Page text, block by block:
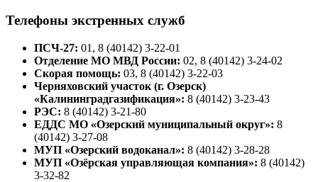
Телефоны экстренных служб
ПСЧ-27: 01, 8 (40142) 3-22-01
Отделение МО МВД России: 02, 8 (40142) 3-24-02
Скорая помощь: 03, 8 (40142) 3-22-03
Черняховский участок (г. Озерск)
«Калининградгазификация»: 8 (40142) 3-23-43
РЭС: 8 (40142) 3-21-80
ЕДДС МО «Озерский муниципальный округ»: 8
(40142) 3-27-08
МУП «Озерский водоканал»: 8 (40142) 3-28-28
МУП «Озёрская управляющая компания»: 8 (40142)
3-32-82